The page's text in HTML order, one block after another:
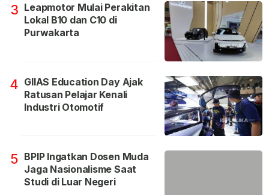
3 Leapmotor Mulai Perakitan
Lokal B10 dan C10 di
Purwakarta
4 GIIAS Education Day Ajak
Ratusan Pelajar Kenali
Industri Otomotif
5 BPIP Ingatkan Dosen Muda
Jaga Nasionalisme Saat
Studi di Luar Negeri